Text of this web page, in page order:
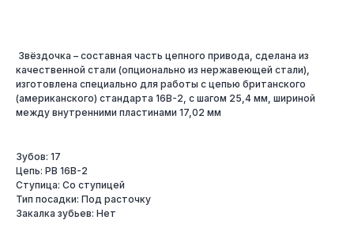
Звёздочка – составная часть цепного привода, сделана из
качественной стали (опционально из нержавеющей стали),
изготовлена специально для работы с цепью британского
(американского) стандарта 16B-2, с шагом 25,4 мм, шириной
между внутренними пластинами 17,02 мм
Зубов: 17
Цепь: PB 16B-2
Ступица: Со ступицей
Тип посадки: Под расточку
Закалка зубьев: Нет